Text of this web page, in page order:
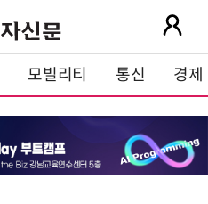
모빌리티 통신 경제